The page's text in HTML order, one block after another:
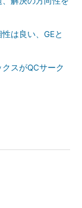
は良い、GEと
スがQCサーク